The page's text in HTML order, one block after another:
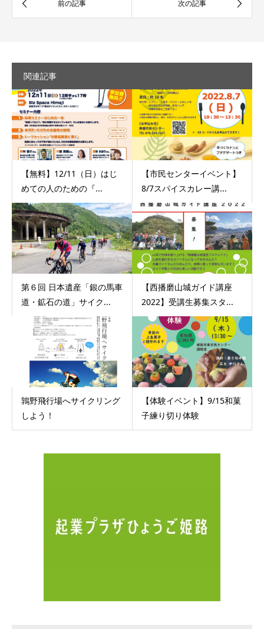
関連記事
【無料】12/11（日）はじ
めての人のための『...
【市民センターイベント】
8/7スパイスカレー講...
第６回 日本遺産「銀の馬車
道・鉱石の道」サイク...
【西播磨山城ガイド講座
2022】受講生募集スタ...
鶉野飛行場へサイクリング
しよう！
【体験イベント】9/15和菓
子練り切り体験